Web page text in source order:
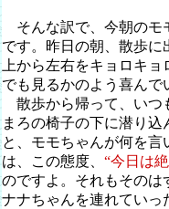
そんな訳で、今朝のモ
です。昨日の朝、散歩
上から左右をキョロキョ
でも見るかのよう喜んで
散歩から帰って、いつ
まろの椅子の下に潜り込
と、モモちゃんが何を言
は、この態度、 “今日は
のですよ。それもそのは
ナナちゃんを連れていっ